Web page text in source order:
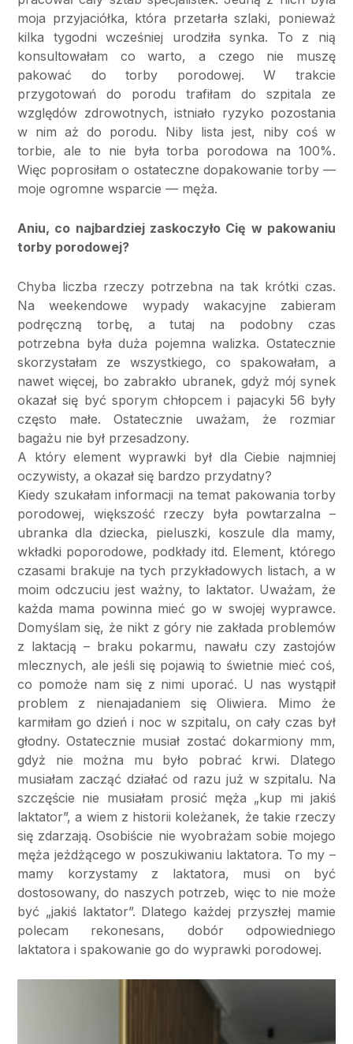
moja przyjaciółka, która przetarła szlaki, ponieważ
kilka tygodni wcześniej urodziła synka. To z nią
konsultowałam co warto, a czego nie muszę
pakować do torby porodowej. W trakcie
przygotowań do porodu trafiłam do szpitala ze
względów zdrowotnych, istniało ryzyko pozostania
w nim aż do porodu. Niby lista jest, niby coś w
torbie, ale to nie była torba porodowa na 100%.
Więc poprosiłam o ostateczne dopakowanie torby —
moje ogromne wsparcie — męża.
Aniu, co najbardziej zaskoczyło Cię w pakowaniu
torby porodowej?
Chyba liczba rzeczy potrzebna na tak krótki czas.
Na weekendowe wypady wakacyjne zabieram
podręczną torbę, a tutaj na podobny czas
potrzebna była duża pojemna walizka. Ostatecznie
skorzystałam ze wszystkiego, co spakowałam, a
nawet więcej, bo zabrakło ubranek, gdyż mój synek
okazał się być sporym chłopcem i pajacyki 56 były
często małe. Ostatecznie uważam, że rozmiar
bagażu nie był przesadzony.
A który element wyprawki był dla Ciebie najmniej
oczywisty, a okazał się bardzo przydatny?
Kiedy szukałam informacji na temat pakowania torby
porodowej, większość rzeczy była powtarzalna –
ubranka dla dziecka, pieluszki, koszule dla mamy,
wkładki poporodowe, podkłady itd. Element, którego
czasami brakuje na tych przykładowych listach, a w
moim odczuciu jest ważny, to laktator. Uważam, że
każda mama powinna mieć go w swojej wyprawce.
Domyślam się, że nikt z góry nie zakłada problemów
z laktacją – braku pokarmu, nawału czy zastojów
mlecznych, ale jeśli się pojawią to świetnie mieć coś,
co pomoże nam się z nimi uporać. U nas wystąpił
problem z nienajadaniem się Oliwiera. Mimo że
karmiłam go dzień i noc w szpitalu, on cały czas był
głodny. Ostatecznie musiał zostać dokarmiony mm,
gdyż nie można mu było pobrać krwi. Dlatego
musiałam zacząć działać od razu już w szpitalu. Na
szczęście nie musiałam prosić męża „kup mi jakiś
laktator”, a wiem z historii koleżanek, że takie rzeczy
się zdarzają. Osobiście nie wyobrażam sobie mojego
męża jeżdżącego w poszukiwaniu laktatora. To my –
mamy korzystamy z laktatora, musi on być
dostosowany, do naszych potrzeb, więc to nie może
być „jakiś laktator”. Dlatego każdej przyszłej mamie
polecam rekonesans, dobór odpowiedniego
laktatora i spakowanie go do wyprawki porodowej.